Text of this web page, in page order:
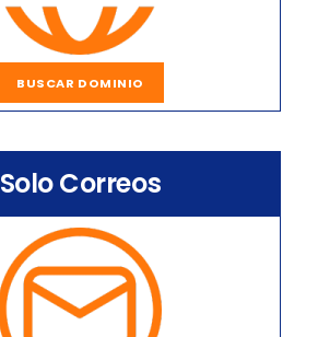
BUSCAR DOMINIO
Solo Correos